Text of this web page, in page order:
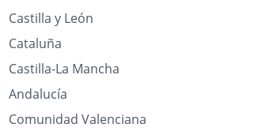
Castilla y León
Cataluña
Castilla-La Mancha
Andalucía
Comunidad Valenciana